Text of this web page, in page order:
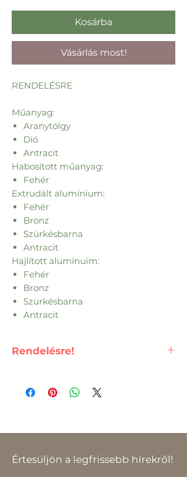
Kosárba
Vásárlás most!
RENDELÉSRE
Műanyag:
Aranytölgy
Dió
Antracit
Habosított műanyag:
Fehér
Extrudált alumínium:
Fehér
Bronz
Szürkésbarna
Antracit
Hajlított alumínuim:
Fehér
Bronz
Szürkésbarna
Antracit
Rendelésre!
Kabai László:
Értesüljön a legfrissebb hírekről!